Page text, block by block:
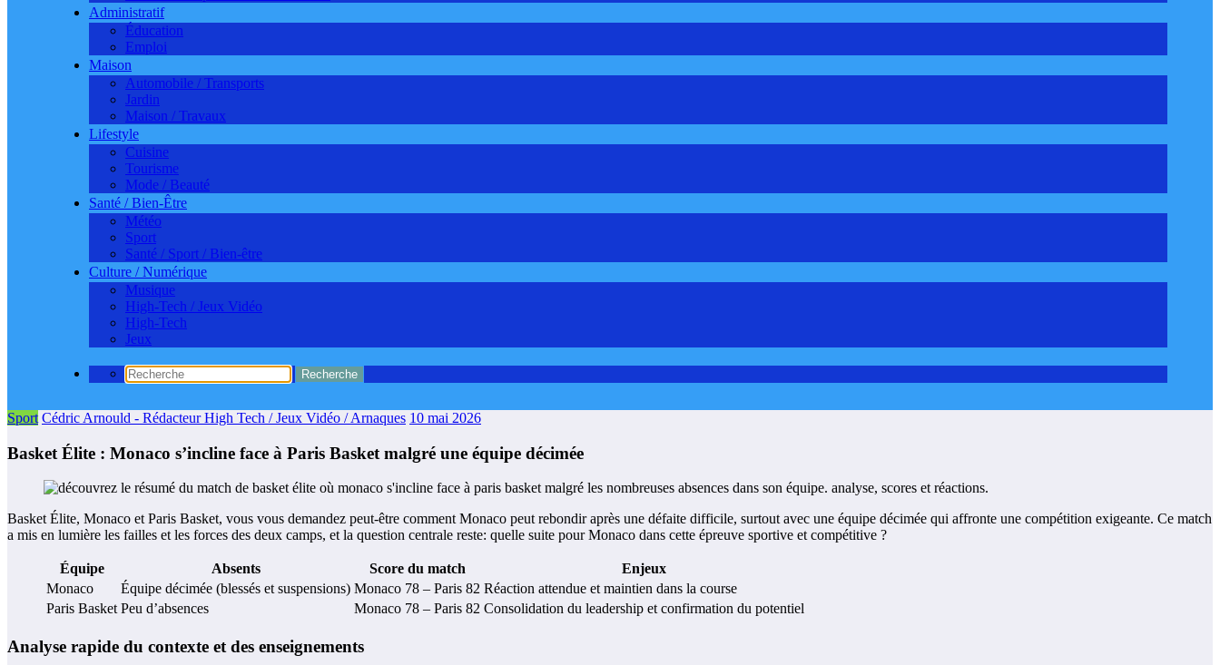
Administratif
Éducation
Emploi
Maison
Automobile / Transports
Jardin
Maison / Travaux
Lifestyle
Cuisine
Tourisme
Mode / Beauté
Santé / Bien-Être
Météo
Sport
Santé / Sport / Bien-être
Culture / Numérique
Musique
High-Tech / Jeux Vidéo
High-Tech
Jeux
Sport Cédric Arnould - Rédacteur High Tech / Jeux Vidéo / Arnaques 10 mai 2026
Basket Élite : Monaco s’incline face à Paris Basket malgré une équipe décimée
Basket Élite, Monaco et Paris Basket, vous vous demandez peut-être comment Monaco peut rebondir après une défaite difficile, surtout avec une équipe décimée qui affronte une compétition exigeante. Ce match
a mis en lumière les failles et les forces des deux camps, et la question centrale reste: quelle suite pour Monaco dans cette épreuve sportive et compétitive ?
Équipe Absents Score du match
Enjeux
Monaco
Équipe décimée (blessés et suspensions) Monaco 78 – Paris 82 Réaction attendue et maintien dans la course
Paris Basket Peu d’absences Monaco 78 – Paris 82 Consolidation du leadership et confirmation du potentiel
Analyse rapide du contexte et des enseignements